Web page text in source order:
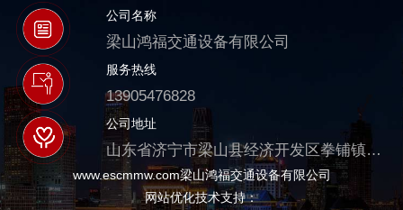
公司名称
梁山鸿福交通设备有限公司
服务热线
13905476828
公司地址
山东省济宁市梁山县经济开发区拳铺镇拳堂路39号
www.escmmw.com梁山鸿福交通设备有限公司
网站优化技术支持：